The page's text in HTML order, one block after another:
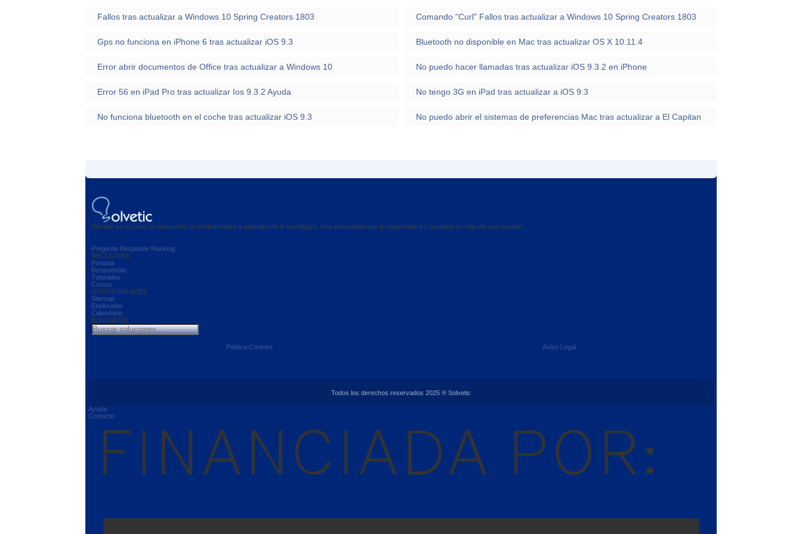
Fallos tras actualizar a Windows 10 Spring Creators 1803 Comando "Curl" Fallos tras actualizar a Windows 10 Spring Creators 1803
Gps no funciona en iPhone 6 tras actualizar iOS 9.3 Bluetooth no disponible en Mac tras actualizar OS X 10.11.4
Error abrir documentos de Office tras actualizar a Windows 10 No puedo hacer llamadas tras actualizar iOS 9.3.2 en iPhone
Error 56 en iPad Pro tras actualizar Ios 9.3.2 Ayuda No tengo 3G en iPad tras actualizar a iOS 9.3
No funciona bluetooth en el coche tras actualizar iOS 9.3 No puedo abrir el sistemas de preferencias Mac tras actualizar a El Capitan
Solvetic es el punto de encuentro de profesionales y amantes de la tecnología. Una comunidad que te sorprenderá y ayudará en más de una ocasión
Pregunta Responde Ranking
SECCIONES
Portada
Respuestas
Tutoriales
Cursos
OTROS ENLACES
Sitemap
Explorador
Calendario
BUSCADOR
Política Cookies Aviso Legal
Todos los derechos reservados 2025 ® Solvetic
Ayuda
Contacto